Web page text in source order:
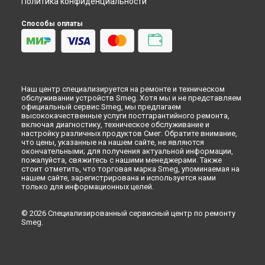
Красноярске
Ремонт или замена патрубка стиральной машины Smeg в
Перми
Кирове
Ремонт или замена патрубка стиральной машины Smeg в
Оренбурге
Ремонт или замена патрубка стиральной машины Smeg в
Кемерово
Ремонт или замена патрубка стиральной машины Smeg в
Новокузнецке
Ремонт или замена патрубка стиральной машины Smeg в
Рязани
Астрахани
Ремонт или замена патрубка стиральной машины Smeg в
Способы оплаты
Наш центр специализируется на ремонте и техническом
обслуживании устройств Smeg. Хотя мы и не представляем
официальный сервис Smeg, мы предлагаем
высококачественные услуги постгарантийного ремонта,
включая диагностику, техническое обслуживание и
настройку различных продуктов Смег. Обратите внимание,
что цены, указанные на нашем сайте, не являются
окончательными; для получения актуальной информации,
пожалуйста, свяжитесь с нашими менеджерами. Также
стоит отметить, что торговая марка Smeg, упоминаемая на
нашем сайте, зарегистрирована и используется нами
только для информационных целей.
© 2026 Специализированный сервисный центр по ремонту
Smeg.